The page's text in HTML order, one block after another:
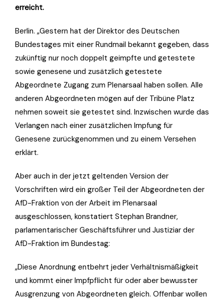
erreicht.
Berlin. „Gestern hat der Direktor des Deutschen
Bundestages mit einer Rundmail bekannt gegeben, dass
zukünftig nur noch doppelt geimpfte und getestete
sowie genesene und zusätzlich getestete
Abgeordnete Zugang zum Plenarsaal haben sollen. Alle
anderen Abgeordneten mögen auf der Tribüne Platz
nehmen soweit sie getestet sind. Inzwischen wurde das
Verlangen nach einer zusätzlichen Impfung für
Genesene zurückgenommen und zu einem Versehen
erklärt.
Aber auch in der jetzt geltenden Version der
Vorschriften wird ein großer Teil der Abgeordneten der
AfD-Fraktion von der Arbeit im Plenarsaal
ausgeschlossen, konstatiert Stephan Brandner,
parlamentarischer Geschäftsführer und Justiziar der
AfD-Fraktion im Bundestag:
„Diese Anordnung entbehrt jeder Verhältnismäßigkeit
und kommt einer Impfpflicht für oder aber bewusster
Ausgrenzung von Abgeordneten gleich. Offenbar wollen